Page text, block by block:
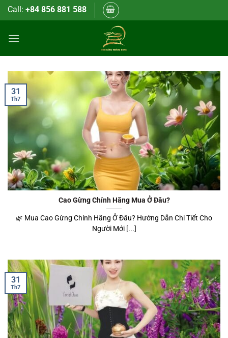
Bỏ
qua
dung
Call: +84 856 881 588
Cao Gừng Chính Hãng Mua Ở Đâu?
🌿 Mua Cao Gừng Chính Hãng Ở Đâu? Hướng Dẫn Chi Tiết Cho
Người Mới [...]
31
Th7
31
Th7